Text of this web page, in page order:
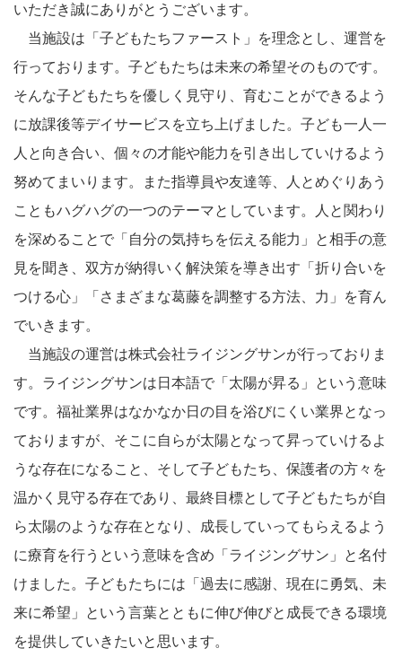
いただき誠にありがとうございます。
当施設は「子どもたちファースト」を理念とし、運営を
行っております。子どもたちは未来の希望そのものです。
そんな子どもたちを優しく見守り、育むことができるよう
に放課後等デイサービスを立ち上げました。子ども一人一
人と向き合い、個々の才能や能力を引き出していけるよう
努めてまいります。また指導員や友達等、人とめぐりあう
こともハグハグの一つのテーマとしています。人と関わり
を深めることで「自分の気持ちを伝える能力」と相手の意
見を聞き、双方が納得いく解決策を導き出す「折り合いを
つける心」「さまざまな葛藤を調整する方法、力」を育ん
でいきます。
当施設の運営は株式会社ライジングサンが行っておりま
す。ライジングサンは日本語で「太陽が昇る」という意味
です。福祉業界はなかなか日の目を浴びにくい業界となっ
ておりますが、そこに自らが太陽となって昇っていけるよ
うな存在になること、そして子どもたち、保護者の方々を
温かく見守る存在であり、最終目標として子どもたちが自
ら太陽のような存在となり、成長していってもらえるよう
に療育を行うという意味を含め「ライジングサン」と名付
けました。子どもたちには「過去に感謝、現在に勇気、未
来に希望」という言葉とともに伸び伸びと成長できる環境
を提供していきたいと思います。